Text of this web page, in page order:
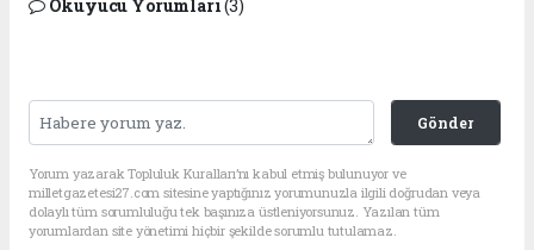
Okuyucu Yorumları(3)
Gönder
Yorum yazarak Topluluk Kuralları’nı kabul etmiş bulunuyor ve
milletgazetesi27.com sitesine yaptığınız yorumunuzla ilgili doğrudan veya
dolaylı tüm sorumluluğu tek başınıza üstleniyorsunuz. Yazılan tüm
yorumlardan site yönetimi hiçbir şekilde sorumlu tutulamaz.